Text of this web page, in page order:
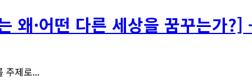
왜·어떤 다른 세상을 꿈꾸는가?]
주제로...